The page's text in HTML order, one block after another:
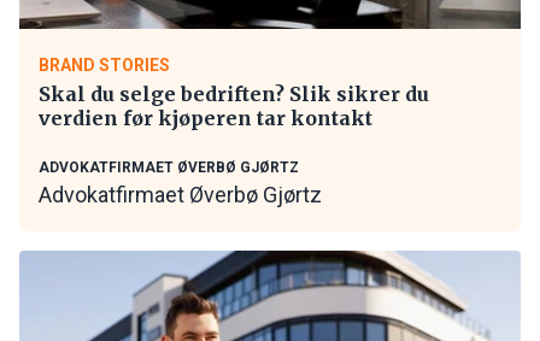
BRAND STORIES
Skal du selge bedriften? Slik sikrer du
verdien før kjøperen tar kontakt
ADVOKATFIRMAET ØVERBØ GJØRTZ
Advokatfirmaet Øverbø Gjørtz